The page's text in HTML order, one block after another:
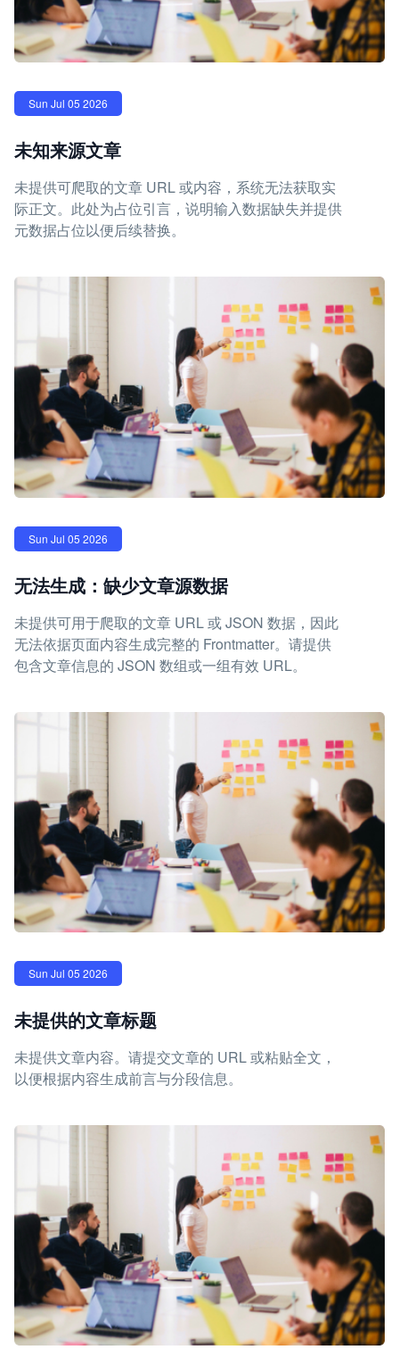
Sun Jul 05 2026
未知来源文章
未提供可爬取的文章 URL 或内容，系统无法获取实
际正文。此处为占位引言，说明输入数据缺失并提供
元数据占位以便后续替换。
Sun Jul 05 2026
无法生成：缺少文章源数据
未提供可用于爬取的文章 URL 或 JSON 数据，因此
无法依据页面内容生成完整的 Frontmatter。请提供
包含文章信息的 JSON 数组或一组有效 URL。
Sun Jul 05 2026
未提供的文章标题
未提供文章内容。请提交文章的 URL 或粘贴全文，
以便根据内容生成前言与分段信息。